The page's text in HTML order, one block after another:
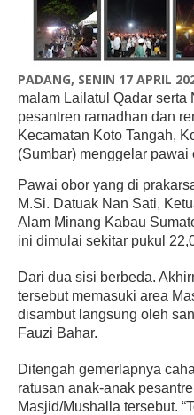
PADANG, SENIN 17 APRIL
malam Lailatul Qadar serta
pesantren ramadhan dan
Kecamatan Koto Tangah,
(Sumbar) menggelar pawai
Pawai obor yang di
M.Si. Datuak Nan Sati,
Alam Minang Kabau
ini dimulai sekitar pukul
Dari dua sisi berbeda.
tersebut memasuki area
disambut langsung oleh
Fauzi Bahar.
Ditengah gemerlapnya
ratusan anak-anak
Masjid/Mushalla tersebut.